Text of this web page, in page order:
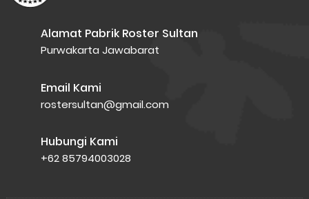
Alamat Pabrik Roster Sultan
Purwakarta Jawabarat
Email Kami
rostersultan@gmail.com
Hubungi Kami
+62 85794003028